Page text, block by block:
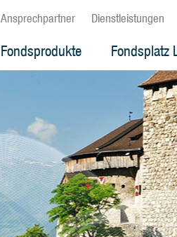
Ansprechpartner Dienstleistungen
Fondsprodukte Fondsplatz